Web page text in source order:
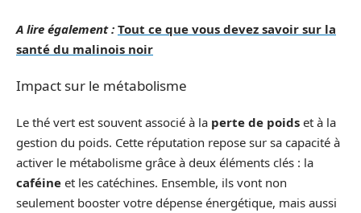
A lire également : Tout ce que vous devez savoir sur la
santé du malinois noir
Impact sur le métabolisme
Le thé vert est souvent associé à la perte de poids et à la
gestion du poids. Cette réputation repose sur sa capacité à
activer le métabolisme grâce à deux éléments clés : la
caféine et les catéchines. Ensemble, ils vont non
seulement booster votre dépense énergétique, mais aussi